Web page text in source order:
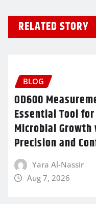
RELATED STORY
BLOG
OD600
Essential Tool
Microbial
Precision and
Yara Al-Nassir
Aug 7, 2026